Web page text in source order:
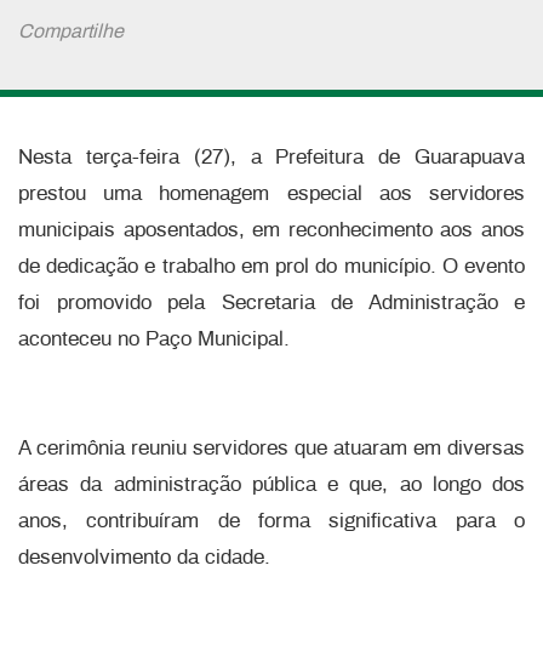
Compartilhe
Nesta terça-feira (27), a Prefeitura de Guarapuava
prestou uma homenagem especial aos servidores
municipais aposentados, em reconhecimento aos anos
de dedicação e trabalho em prol do município. O evento
foi promovido pela Secretaria de Administração e
aconteceu no Paço Municipal.
A cerimônia reuniu servidores que atuaram em diversas
áreas da administração pública e que, ao longo dos
anos, contribuíram de forma significativa para o
desenvolvimento da cidade.